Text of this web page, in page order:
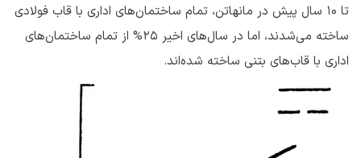
تا ۱۰ سال پیش در مانهاتن، تمام ساختمان‌های اداری با قاب فولادی
ساخته می‌شدند، اما در سال‌های اخیر ۲۵% از تمام ساختمان‌های
اداری با قاب‌های بتنی ساخته شده‌اند.